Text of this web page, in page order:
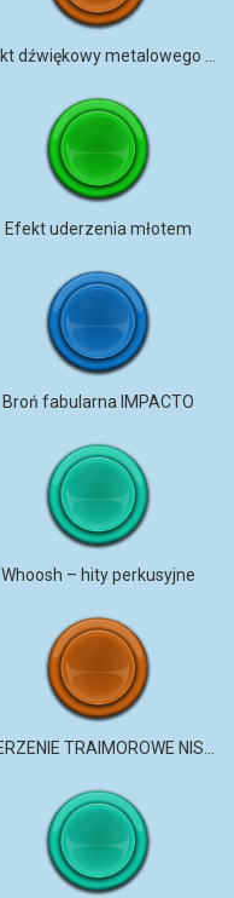
Efekt uderzenia młotem
Broń fabularna IMPACTO
Whoosh – hity perkusyjne